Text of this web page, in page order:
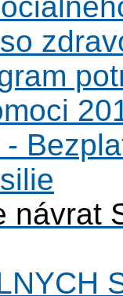
návrat